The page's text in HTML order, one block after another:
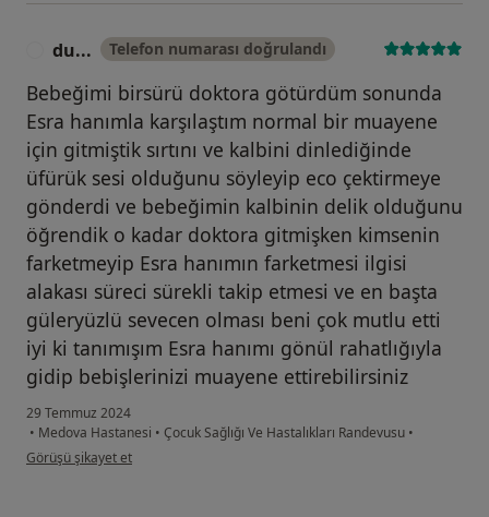
du... Telefon numarası doğrulandı
Bebeğimi birsürü doktora götürdüm sonunda
Esra hanımla karşılaştım normal bir muayene
için gitmiştik sırtını ve kalbini dinlediğinde
üfürük sesi olduğunu söyleyip eco çektirmeye
gönderdi ve bebeğimin kalbinin delik olduğunu
öğrendik o kadar doktora gitmişken kimsenin
farketmeyip Esra hanımın farketmesi ilgisi
alakası süreci sürekli takip etmesi ve en başta
güleryüzlü sevecen olması beni çok mutlu etti
iyi ki tanımışım Esra hanımı gönül rahatlığıyla
gidip bebişlerinizi muayene ettirebilirsiniz
29 Temmuz 2024
• Medova Hastanesi • Çocuk Sağlığı Ve Hastalıkları Randevusu •
kullanıcının görüşüne göre du...
Görüşü şikayet et